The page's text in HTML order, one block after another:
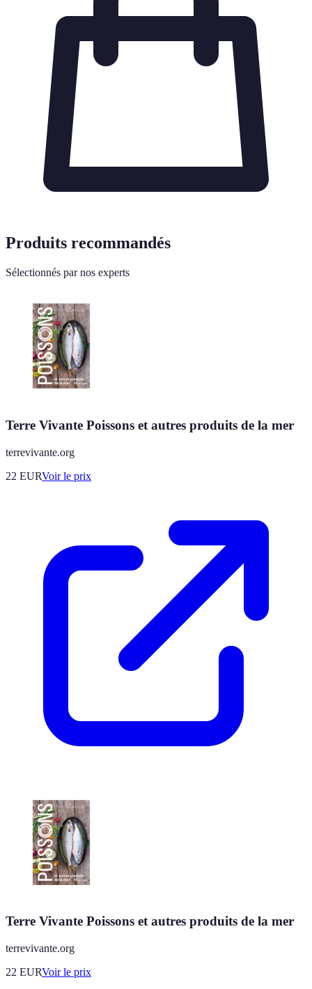
Produits recommandés
Sélectionnés par nos experts
Terre Vivante Poissons et autres produits de la mer
terrevivante.org
22 EURVoir le prix
Terre Vivante Poissons et autres produits de la mer
terrevivante.org
22 EURVoir le prix